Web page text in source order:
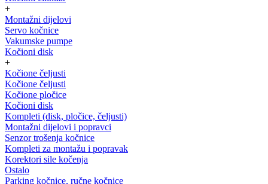
+
Montažni dijelovi
Servo kočnice
Vakumske pumpe
Kočioni disk
+
Kočione čeljusti
Kočione čeljusti
Kočione pločice
Kočioni disk
Kompleti (disk, pločice, čeljusti)
Montažni dijelovi i popravci
Senzor trošenja kočnice
Kompleti za montažu i popravak
Korektori sile kočenja
Ostalo
Parking kočnice, ručne kočnice